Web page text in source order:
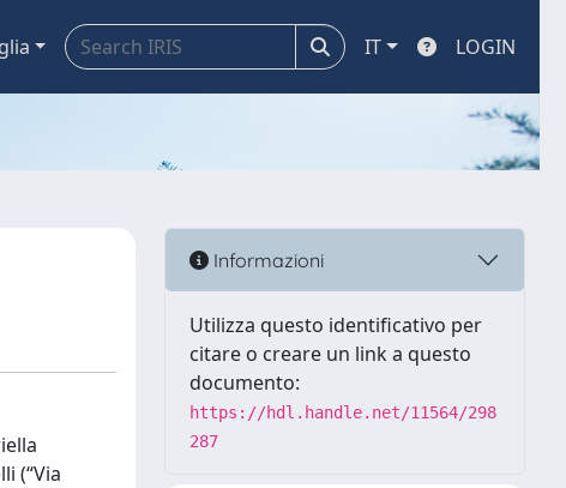
IT LOGIN
(“Via
Informazioni
Utilizza questo identificativo per
citare o creare un link a questo
documento:
https://hdl.handle.net/11564/298
287